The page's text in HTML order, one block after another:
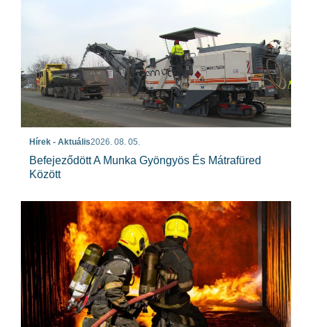
Hírek - Aktuális2026. 08. 05.
Befejeződött A Munka Gyöngyös És Mátrafüred
Között